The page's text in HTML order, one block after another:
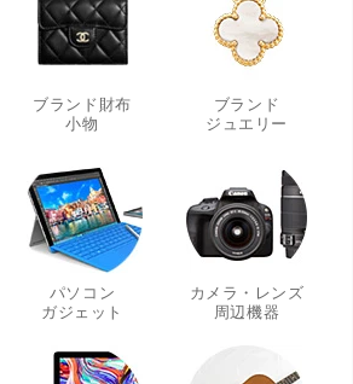
ブランド財布
小物
ブランド
ジュエリー
パソコン
ガジェット
カメラ・レンズ
周辺機器